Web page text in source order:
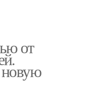
от
новую